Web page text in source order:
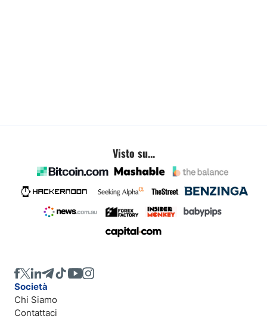
Visto su...
Società
Chi Siamo
Contattaci